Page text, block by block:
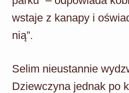
wstaje z kanapy i
nią”.
Selim nieustannie
Dziewczyna jednak po